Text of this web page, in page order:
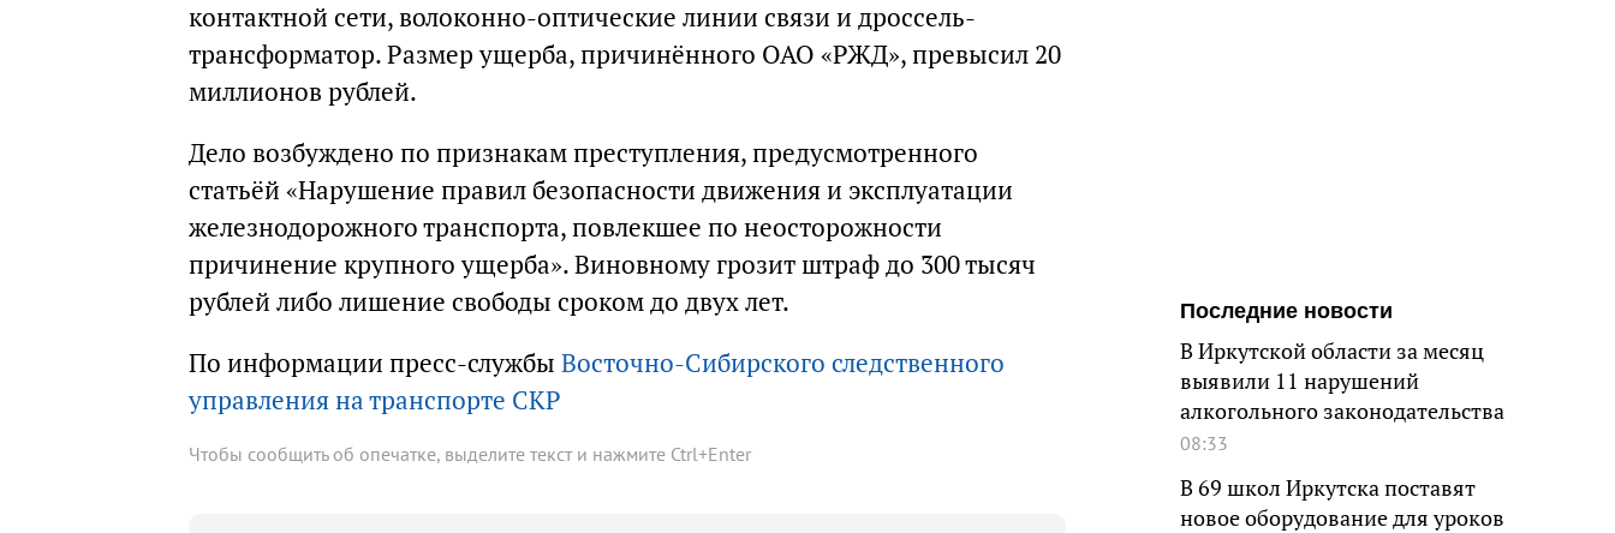
контактной сети, волоконно-оптические линии связи и дроссель-
трансформатор. Размер ущерба, причинённого ОАО «РЖД», превысил 20
миллионов рублей.
Дело возбуждено по признакам преступления, предусмотренного
статьёй «Нарушение правил безопасности движения и эксплуатации
железнодорожного транспорта, повлекшее по неосторожности
причинение крупного ущерба». Виновному грозит штраф до 300 тысяч
рублей либо лишение свободы сроком до двух лет.
По информации пресс-службы Восточно-Сибирского следственного
управления на транспорте СКР
Чтобы сообщить об опечатке, выделите текст и нажмите Ctrl+Enter
Последние новости
В Иркутской области за месяц
выявили 11 нарушений
алкогольного законодательства
08:33
В 69 школ Иркутска поставят
новое оборудование для уроков